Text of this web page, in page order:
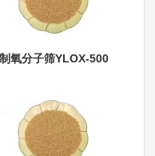
制氧分子筛YLOX-500